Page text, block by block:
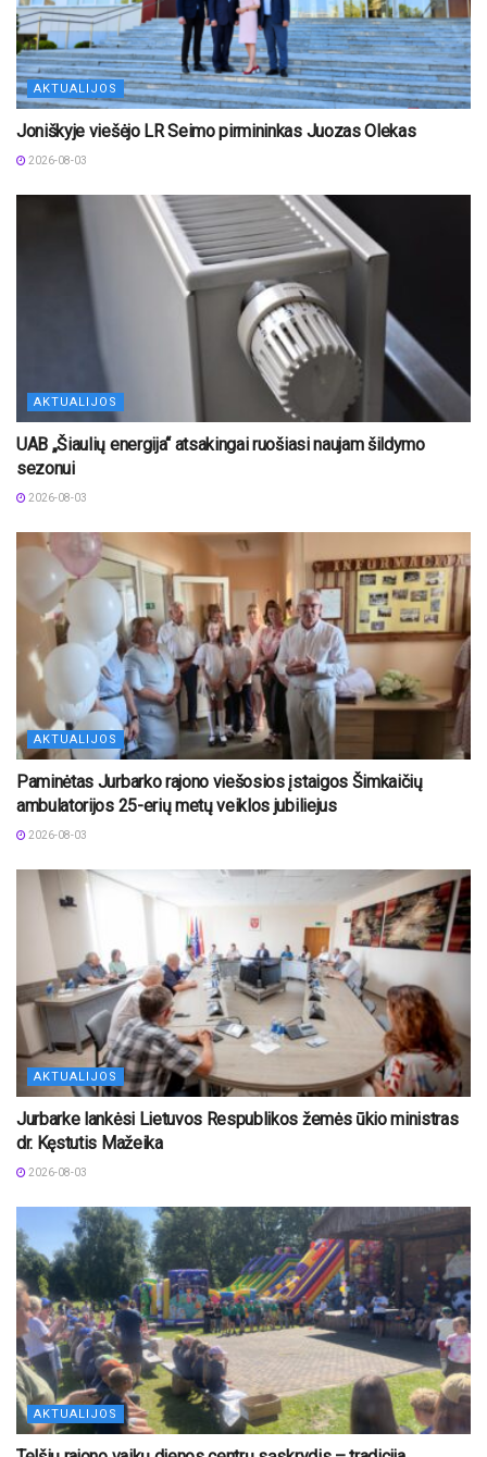
AKTUALIJOS
Joniškyje viešėjo LR Seimo pirmininkas Juozas Olekas
2026-08-03
AKTUALIJOS
UAB „Šiaulių energija“ atsakingai ruošiasi naujam šildymo
sezonui
2026-08-03
AKTUALIJOS
Paminėtas Jurbarko rajono viešosios įstaigos Šimkaičių
ambulatorijos 25-erių metų veiklos jubiliejus
2026-08-03
AKTUALIJOS
Jurbarke lankėsi Lietuvos Respublikos žemės ūkio ministras
dr. Kęstutis Mažeika
2026-08-03
AKTUALIJOS